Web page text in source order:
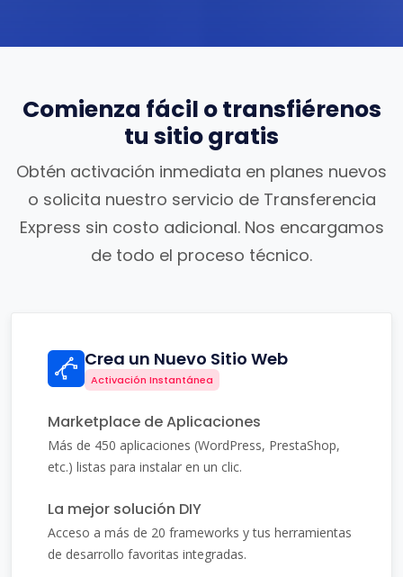
Comienza fácil o transfiérenos
tu sitio gratis
Obtén activación inmediata en planes nuevos
o solicita nuestro servicio de Transferencia
Express sin costo adicional. Nos encargamos
de todo el proceso técnico.
Crea un Nuevo Sitio Web
Activación Instantánea
Marketplace de Aplicaciones
Más de 450 aplicaciones (WordPress, PrestaShop,
etc.) listas para instalar en un clic.
La mejor solución DIY
Acceso a más de 20 frameworks y tus herramientas
de desarrollo favoritas integradas.